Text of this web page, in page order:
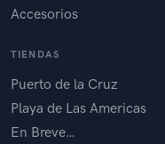
Accesorios
TIENDAS
Puerto de la Cruz
Playa de Las Americas
En Breve…